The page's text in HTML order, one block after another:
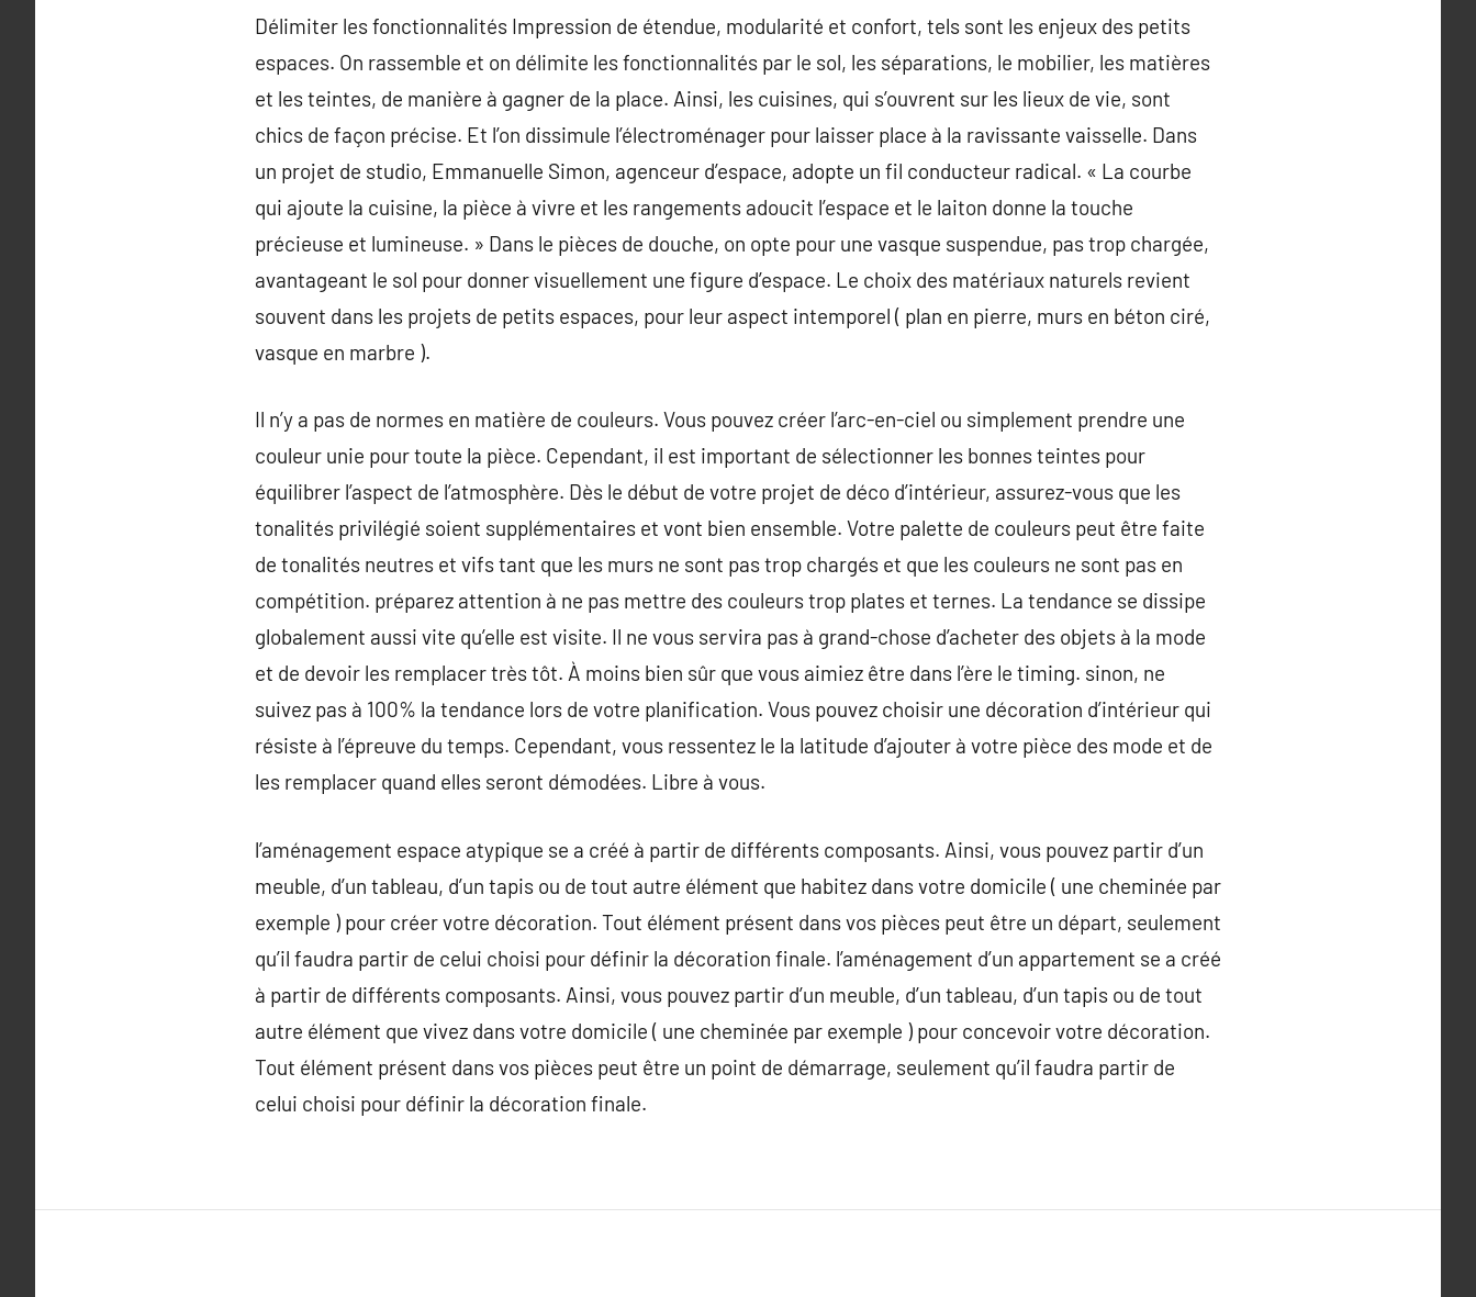
Délimiter les fonctionnalités Impression de étendue, modularité et confort, tels sont les enjeux des petits
espaces. On rassemble et on délimite les fonctionnalités par le sol, les séparations, le mobilier, les matières
et les teintes, de manière à gagner de la place. Ainsi, les cuisines, qui s’ouvrent sur les lieux de vie, sont
chics de façon précise. Et l’on dissimule l’électroménager pour laisser place à la ravissante vaisselle. Dans
un projet de studio, Emmanuelle Simon, agenceur d’espace, adopte un fil conducteur radical. « La courbe
qui ajoute la cuisine, la pièce à vivre et les rangements adoucit l’espace et le laiton donne la touche
précieuse et lumineuse. » Dans le pièces de douche, on opte pour une vasque suspendue, pas trop chargée,
avantageant le sol pour donner visuellement une figure d’espace. Le choix des matériaux naturels revient
souvent dans les projets de petits espaces, pour leur aspect intemporel ( plan en pierre, murs en béton ciré,
vasque en marbre ).
Il n’y a pas de normes en matière de couleurs. Vous pouvez créer l’arc-en-ciel ou simplement prendre une
couleur unie pour toute la pièce. Cependant, il est important de sélectionner les bonnes teintes pour
équilibrer l’aspect de l’atmosphère. Dès le début de votre projet de déco d’intérieur, assurez-vous que les
tonalités privilégié soient supplémentaires et vont bien ensemble. Votre palette de couleurs peut être faite
de tonalités neutres et vifs tant que les murs ne sont pas trop chargés et que les couleurs ne sont pas en
compétition. préparez attention à ne pas mettre des couleurs trop plates et ternes. La tendance se dissipe
globalement aussi vite qu’elle est visite. Il ne vous servira pas à grand-chose d’acheter des objets à la mode
et de devoir les remplacer très tôt. À moins bien sûr que vous aimiez être dans l’ère le timing. sinon, ne
suivez pas à 100% la tendance lors de votre planification. Vous pouvez choisir une décoration d’intérieur qui
résiste à l’épreuve du temps. Cependant, vous ressentez le la latitude d’ajouter à votre pièce des mode et de
les remplacer quand elles seront démodées. Libre à vous.
l’aménagement espace atypique se a créé à partir de différents composants. Ainsi, vous pouvez partir d’un
meuble, d’un tableau, d’un tapis ou de tout autre élément que habitez dans votre domicile ( une cheminée par
exemple ) pour créer votre décoration. Tout élément présent dans vos pièces peut être un départ, seulement
qu’il faudra partir de celui choisi pour définir la décoration finale. l’aménagement d’un appartement se a créé
à partir de différents composants. Ainsi, vous pouvez partir d’un meuble, d’un tableau, d’un tapis ou de tout
autre élément que vivez dans votre domicile ( une cheminée par exemple ) pour concevoir votre décoration.
Tout élément présent dans vos pièces peut être un point de démarrage, seulement qu’il faudra partir de
celui choisi pour définir la décoration finale.